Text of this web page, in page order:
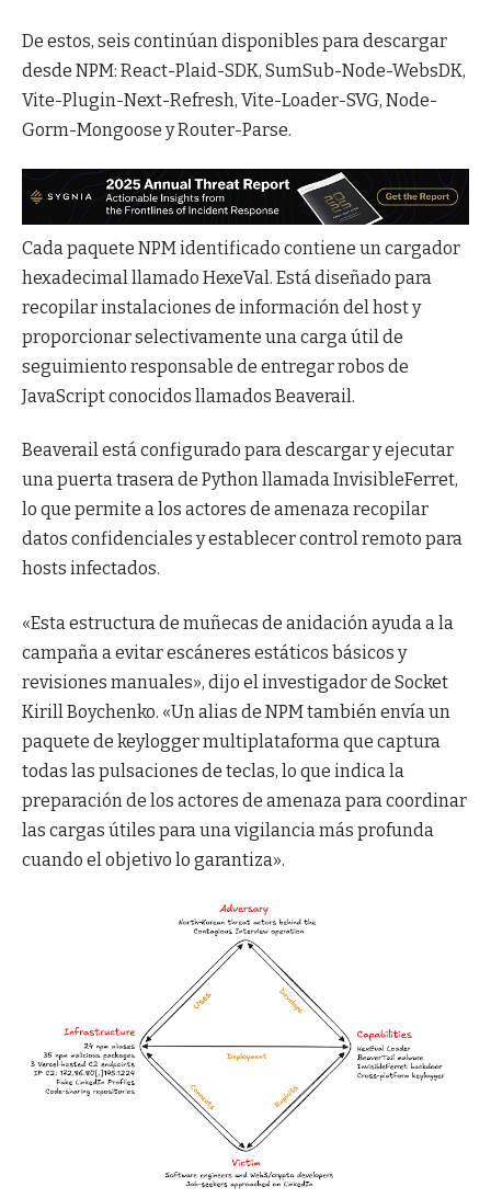
De estos, seis continúan disponibles para descargar
desde NPM: React-Plaid-SDK, SumSub-Node-WebsDK,
Vite-Plugin-Next-Refresh, Vite-Loader-SVG, Node-
Gorm-Mongoose y Router-Parse.
Cada paquete NPM identificado contiene un cargador
hexadecimal llamado HexeVal. Está diseñado para
recopilar instalaciones de información del host y
proporcionar selectivamente una carga útil de
seguimiento responsable de entregar robos de
JavaScript conocidos llamados Beaverail.
Beaverail está configurado para descargar y ejecutar
una puerta trasera de Python llamada InvisibleFerret,
lo que permite a los actores de amenaza recopilar
datos confidenciales y establecer control remoto para
hosts infectados.
«Esta estructura de muñecas de anidación ayuda a la
campaña a evitar escáneres estáticos básicos y
revisiones manuales», dijo el investigador de Socket
Kirill Boychenko. «Un alias de NPM también envía un
paquete de keylogger multiplataforma que captura
todas las pulsaciones de teclas, lo que indica la
preparación de los actores de amenaza para coordinar
las cargas útiles para una vigilancia más profunda
cuando el objetivo lo garantiza».